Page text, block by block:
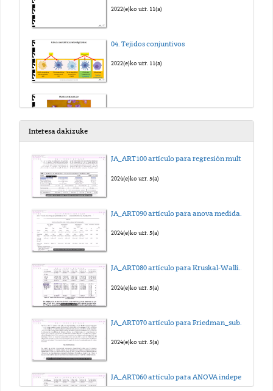
2022(e)ko urr. 11(a)
04. Tejidos conjuntivos
2022(e)ko urr. 11(a)
Interesa dakizuke
JA_ART100 artículo para regresión multilineal_sub_eus
2024(e)ko urr. 5(a)
2024(e)ko urr. 5(a)
JA_ART080 artículo para Kruskal-Wallis_sub_eus
2024(e)ko urr. 5(a)
2024(e)ko urr. 5(a)